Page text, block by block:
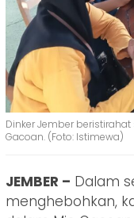
Dinker Jember
Gacoan. (Foto: Istimewa)
JEMBER – Dalam
menghebohkan,